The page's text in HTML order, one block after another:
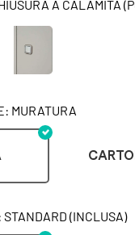
A CALAMITA
MURATURA
(INCLUSA)